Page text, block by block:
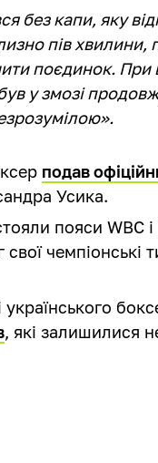
без капи, яку
пів хвилини,
поєдинок. При
у змозі
подав
Усика.
пояси WBC
чемпіонські
, які залишилися